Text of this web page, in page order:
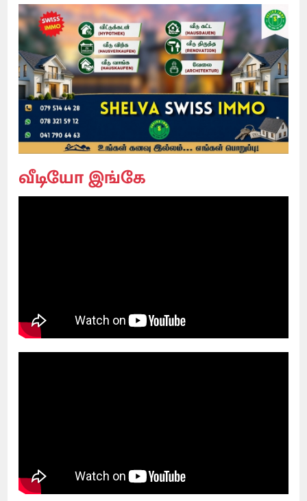
வீடியோ இங்கே